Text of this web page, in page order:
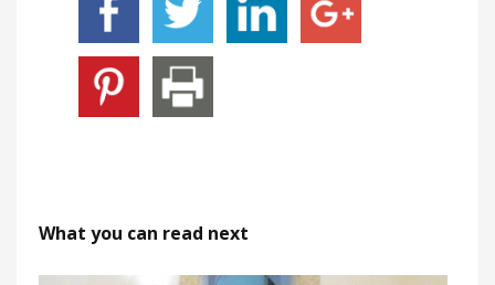
What you can read next